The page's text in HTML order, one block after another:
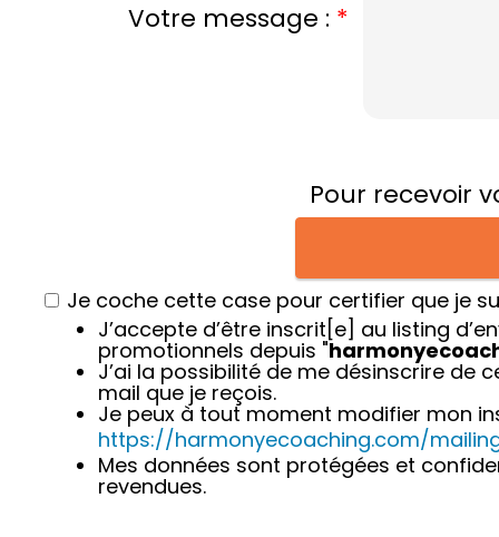
Votre message : *
Pour recevoir
Je coche cette case pour certifier que je
J’accepte d’être inscrit[e] au listing
promotionnels depuis "
J’ai la possibilité de me désinscrire de
mail que je reçois.
Je peux à tout moment modifier mon
https://harmonyecoaching.com/
Mes données sont protégées et
revendues.